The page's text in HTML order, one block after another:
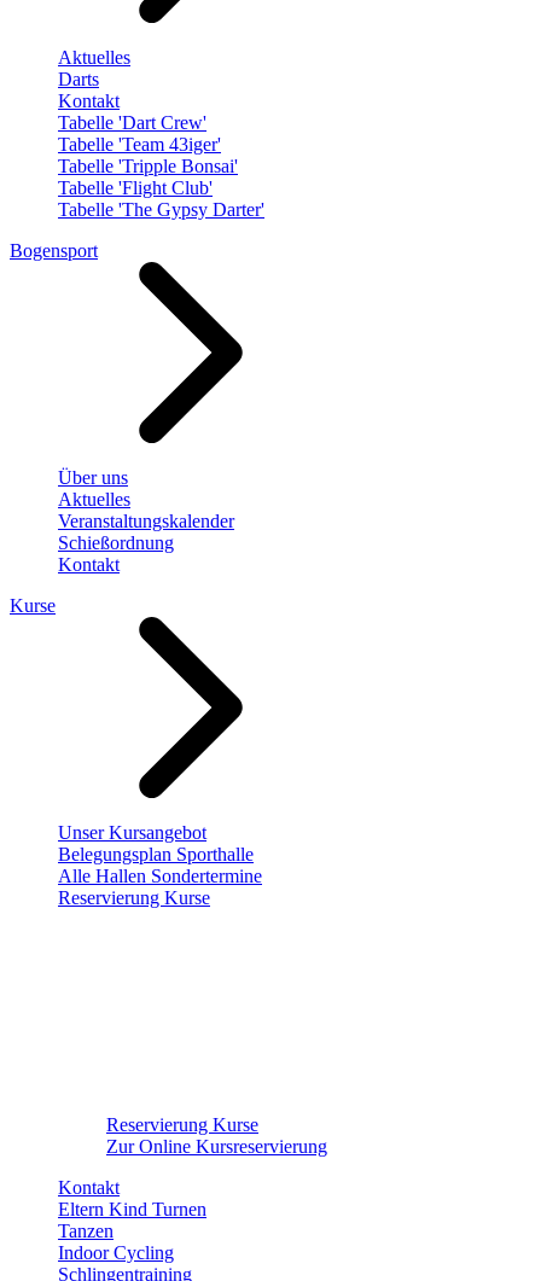
Aktuelles
Darts
Kontakt
Tabelle 'Dart Crew'
Tabelle 'Team 43iger'
Tabelle 'Tripple Bonsai'
Tabelle 'Flight Club'
Tabelle 'The Gypsy Darter'
Bogensport
Über uns
Aktuelles
Veranstaltungskalender
Schießordnung
Kontakt
Kurse
Unser Kursangebot
Belegungsplan Sporthalle
Alle Hallen Sondertermine
Reservierung Kurse
Reservierung Kurse
Zur Online Kursreservierung
Kontakt
Eltern Kind Turnen
Tanzen
Indoor Cycling
Schlingentraining